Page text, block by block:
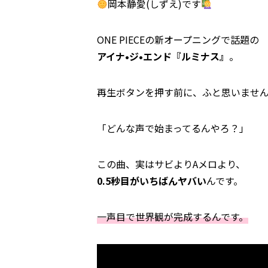
岡本静愛(しずえ)です
ONE PIECEの新オープニングで話題の
アイナ•ジ•エンド『ルミナス』 。
再生ボタンを押す前に、ふと思いませ
「どんな声で始まってるんやろ？」
この曲、実はサビよりAメロより、
0.5秒目がいちばんヤバいんです。
一声目で世界観が完成するんです。